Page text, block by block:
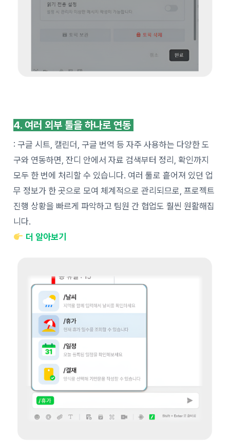
4. 여러 외부 툴을 하나로 연동
: 구글 시트, 캘린더, 구글 번역 등 자주 사용하는 다양한 도
구와 연동하면, 잔디 안에서 자료 검색부터 정리, 확인까지
모두 한 번에 처리할 수 있습니다. 여러 툴로 흩어져 있던 업
무 정보가 한 곳으로 모여 체계적으로 관리되므로, 프로젝트
진행 상황을 빠르게 파악하고 팀원 간 협업도 훨씬 원활해집
니다.
더 알아보기